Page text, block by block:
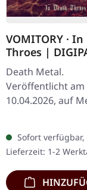
VOMITORY ·
Throes |
Death Metal.
Veröffentlicht am
10.04.2026, auf
Blade Records.
schwedischen
Metal-Legenden
sind mit „In
Sofort verfügbar,
Lieferzeit: 1-2